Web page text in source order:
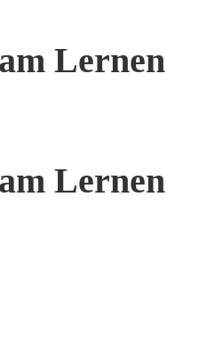
Lernen
Lernen